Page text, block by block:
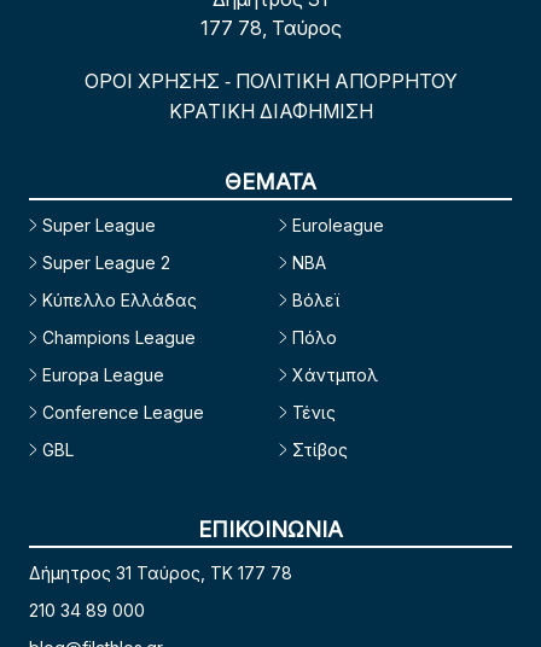
177 78, Ταύρος
ΟΡΟΙ ΧΡΗΣΗΣ - ΠΟΛΙΤΙΚΗ ΑΠΟΡΡΗΤΟΥ
ΚΡΑΤΙΚΗ ΔΙΑΦΗΜΙΣΗ
ΘΕΜΑΤΑ
Super League
Super League 2
Κύπελλο Ελλάδας
Champions League
Europa League
Conference League
GBL
Euroleague
NBA
Βόλεϊ
Πόλο
Χάντμπολ
Τένις
Στίβος
ΕΠΙΚΟΙΝΩΝΙΑ
Δήμητρος 31 Ταύρος, TK 177 78
210 34 89 000